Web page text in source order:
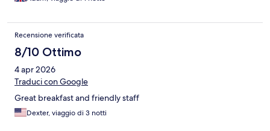
Recensione verificata
8/10 Ottimo
4 apr 2026
Traduci con Google
Great breakfast and friendly staff
Dexter, viaggio di 3 notti